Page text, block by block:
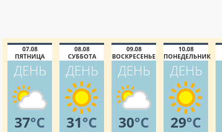
07.08
ПЯТНИЦА
ДЕНЬ
37°C
08.08
СУББОТА
ДЕНЬ
31°C
09.08
ВОСКРЕСЕНЬЕ
ДЕНЬ
30°C
10.08
ПОНЕДЕЛЬНИК
ДЕНЬ
29°C